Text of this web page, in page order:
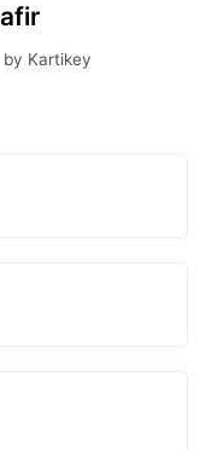
by Kartikey